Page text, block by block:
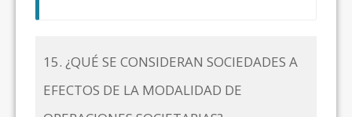
15. ¿QUÉ SE CONSIDERAN SOCIEDADES A
EFECTOS DE LA MODALIDAD DE